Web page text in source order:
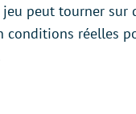
peut tourner sur
réelles